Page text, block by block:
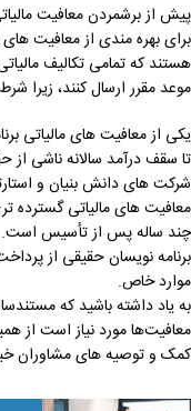
پیش از برشمردن معافیت
برای بهره مندی از معافیت های
هستند که تمامی تکالیف
موعد مقرر ارسال کنند، زیرا
یکی از معافیت های مالیاتی
تا سقف درآمد سالانه ناشی از حقوق 288 میلیون
شرکت های دانش بنیان و
معافیت های مالیاتی گسترده
چند ساله پس از تأسیس است.
برنامه نویسان حقیقی از
موارد خاص.
به یاد داشته باشید که
معافیت‌ها مورد نیاز است از
کمک و توصیه های مشاوران